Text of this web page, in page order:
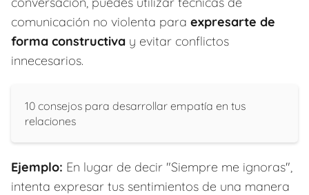
comunicación no violenta para expresarte de
forma constructiva y evitar conflictos
innecesarios.
10 consejos para desarrollar empatía en tus
relaciones
Ejemplo: En lugar de decir "Siempre me ignoras",
intenta expresar tus sentimientos de una manera